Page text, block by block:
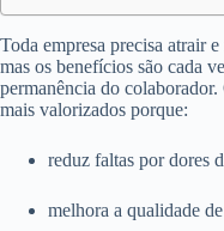
Toda empresa precisa atrair
mas os benefícios são cada
permanência do
mais valorizados porque:
reduz faltas por dores
melhora a qualidade